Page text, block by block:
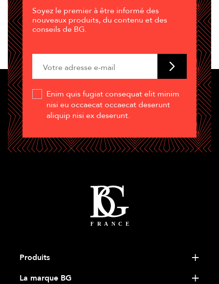
Soyez le premier à être informé des
nouveaux produits, du contenu et des
conseils de BG.
Enim quis fugiat consequat elit minim
nisi eu occaecat occaecat deserunt
aliquip nisi ex deserunt.
Produits
La marque BG